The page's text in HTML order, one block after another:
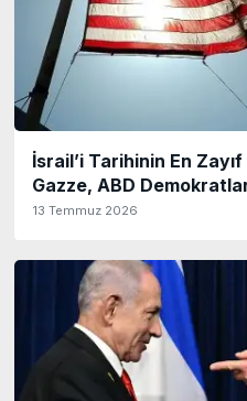
İsrail’i Tarihinin En
Gazze, ABD
13 Temmuz 2026